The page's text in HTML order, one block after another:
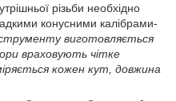
різьби необхідно
конусними калібрами-
виготовляється
враховують чітке
кожен кут, довжина